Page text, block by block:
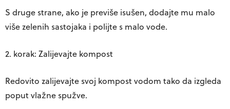
S druge strane, ako je previše isušen, dodajte mu malo
više zelenih sastojaka i polijte s malo vode.
2. korak: Zalijevajte kompost
Redovito zalijevajte svoj kompost vodom tako da izgleda
poput vlažne spužve.